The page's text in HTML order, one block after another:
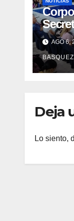
en 23
AGO 6,
BASQUEZ
Deja
Lo siento,